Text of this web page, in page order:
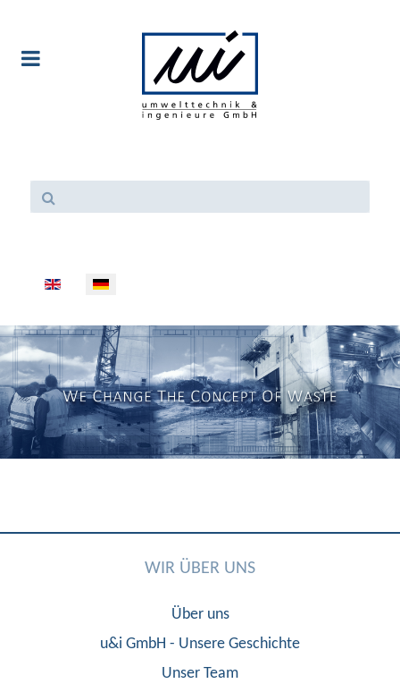
Sprache auswählen
WIR ÜBER UNS
Über uns
u&i GmbH - Unsere Geschichte
Unser Team